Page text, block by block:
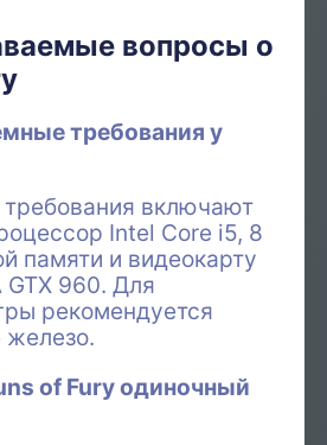
вопросы о
требования у
включают
Intel Core i5, 8
памяти и видеокарту
GTX 960. Для
рекомендуется
of Fury одиночный